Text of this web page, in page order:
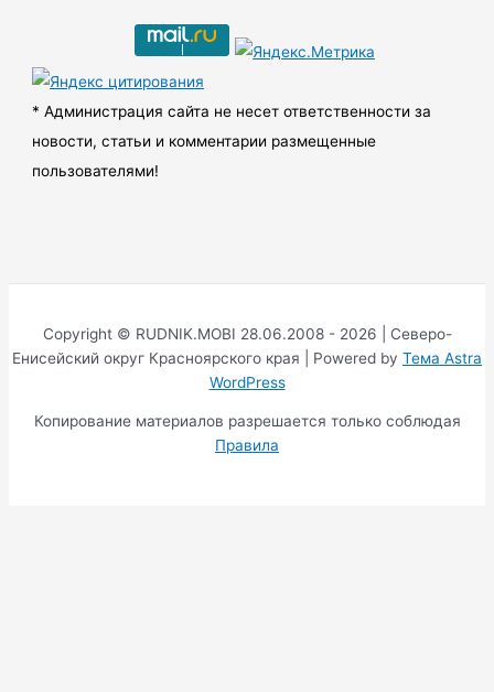
ы
* Администрация сайта не несет ответственности за
новости, статьи и комментарии размещенные
пользователями!
Copyright © RUDNIK.MOBI 28.06.2008 - 2026 | Северо-
Енисейский округ Красноярского края | Powered by Тема Astra
WordPress
Копирование материалов разрешается только соблюдая
Правила